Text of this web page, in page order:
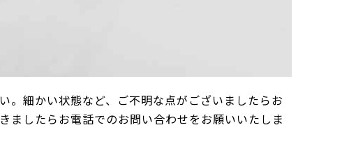
。細かい状態など、ご不明な点がございましたらお
ましたらお電話でのお問い合わせをお願いいたしま